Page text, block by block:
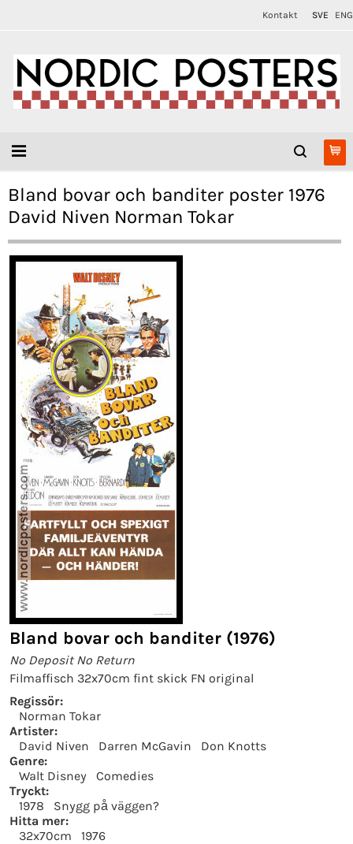
Kontakt SVE ENG
Bland bovar och banditer poster 1976
David Niven Norman Tokar
Bland bovar och banditer (1976)
No Deposit No Return
Filmaffisch 32x70cm fint skick FN original
Regissör:
Norman Tokar
Artister:
David Niven
Darren McGavin
Don Knotts
Genre:
Walt Disney
Comedies
Tryckt:
1978
Snygg på väggen?
Hitta mer:
32x70cm
1976